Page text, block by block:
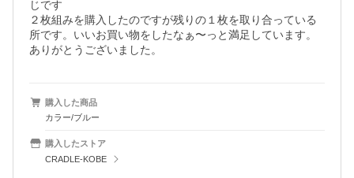
じです
２枚組みを購入したのですが残りの１枚を取り合っている
所です。いいお買い物をしたなぁ〜っと満足しています。
ありがとうございました。
購入した商品
カラー/ブルー
購入したストア
CRADLE-KOBE